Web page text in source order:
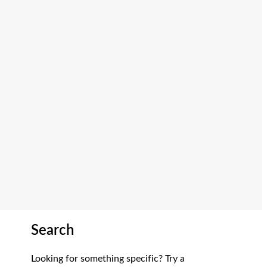
Search
Looking for something specific? Try a